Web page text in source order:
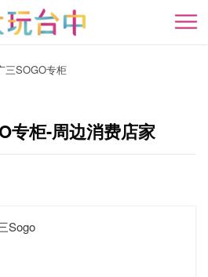
开
三SOGO专柜
专柜-周边消费店家
Sogo